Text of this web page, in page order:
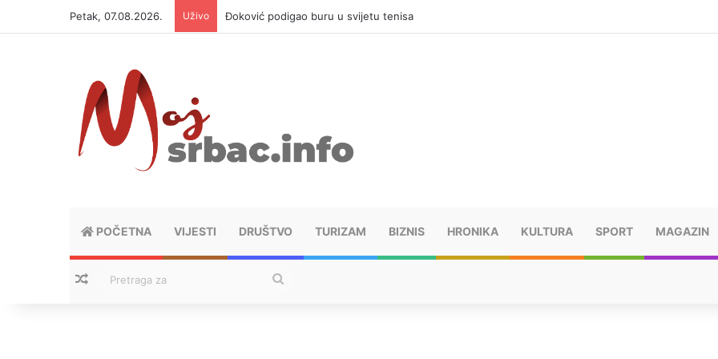
Petak, 07.08.2026. Uživo APIF izgubio spor sa komšijama, mora platiti 10.000 KM
POČETNA VIJESTI DRUŠTVO TURIZAM BIZNIS HRONIKA KULTURA SPORT MAGAZIN
Nasumični tekstovi